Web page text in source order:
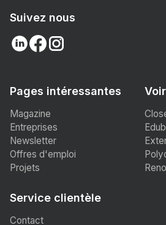
Suivez nous
Pages intéressantes
Magazine
Entreprises
Newsletter
Offres d'emploi
Projets
Service clientèle
Contact